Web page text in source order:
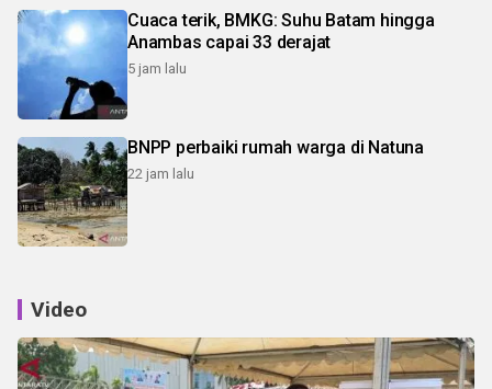
Cuaca terik, BMKG: Suhu Batam hingga
Anambas capai 33 derajat
5 jam lalu
BNPP perbaiki rumah warga di Natuna
22 jam lalu
Video